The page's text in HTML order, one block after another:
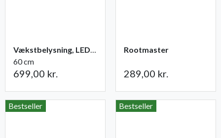
Vækstbelysning, LED-panel 15 W med adapter
60 cm
699,00 kr.
Rootmaster
289,00 kr.
Bestseller Bestseller